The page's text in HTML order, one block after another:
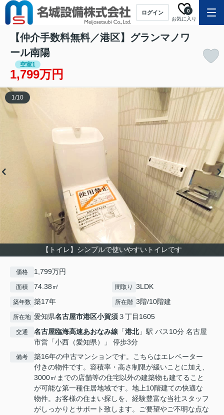
ログイン
お気に入り
0
【仲介手数料無料／港区】グランマノワ
ール南陽
空室1
1,799万円
【トイレ】シンプルで使いやすいトイレです
1/10
価格 1,799万円
面積 74.38㎡ 間取り 3LDK
築年数 築17年 所在階 3階/10階建
所在地 愛知県名古屋市港区小賀須３丁目1605
交通 名古屋臨海高速あおなみ線 「港北」駅 バス10分 名古屋
市営「小西（愛知県）」 停歩3分
備考
築16年の中古マンションです。こちらはエレベーター
付きの物件です。容積率・高さ制限が緩いことに加え、
3000㎡までの店舗等の住宅以外の建築物も建てること
が可能な第一種住居地域です。地上10階建ての快適な
物件。お客様の住まい探しを、経験豊富な当社スタッフ
がしっかりとサポート致します。ご要望やご不明な点な